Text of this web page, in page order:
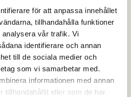
för att anpassa innehållet
tillhandahålla funktioner
vår trafik. Vi
identifierare och annan
till de sociala medier och
som vi samarbetar med.
informationen med annan
tillhandahållit eller som de har